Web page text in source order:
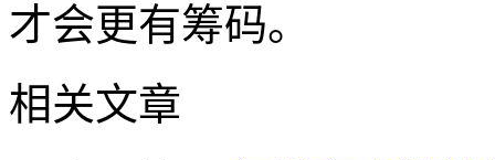
才会更有筹码。
相关文章